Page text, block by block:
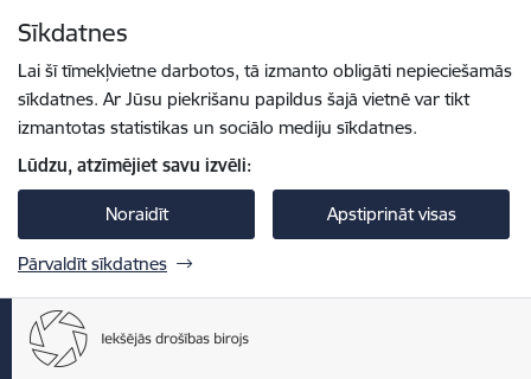
Sīkdatnes
Lai šī tīmekļvietne darbotos, tā izmanto obligāti nepieciešamās
sīkdatnes. Ar Jūsu piekrišanu papildus šajā vietnē var tikt
izmantotas statistikas un sociālo mediju sīkdatnes.
Lūdzu, atzīmējiet savu izvēli:
Noraidīt Apstiprināt visas
Pārvaldīt sīkdatnes